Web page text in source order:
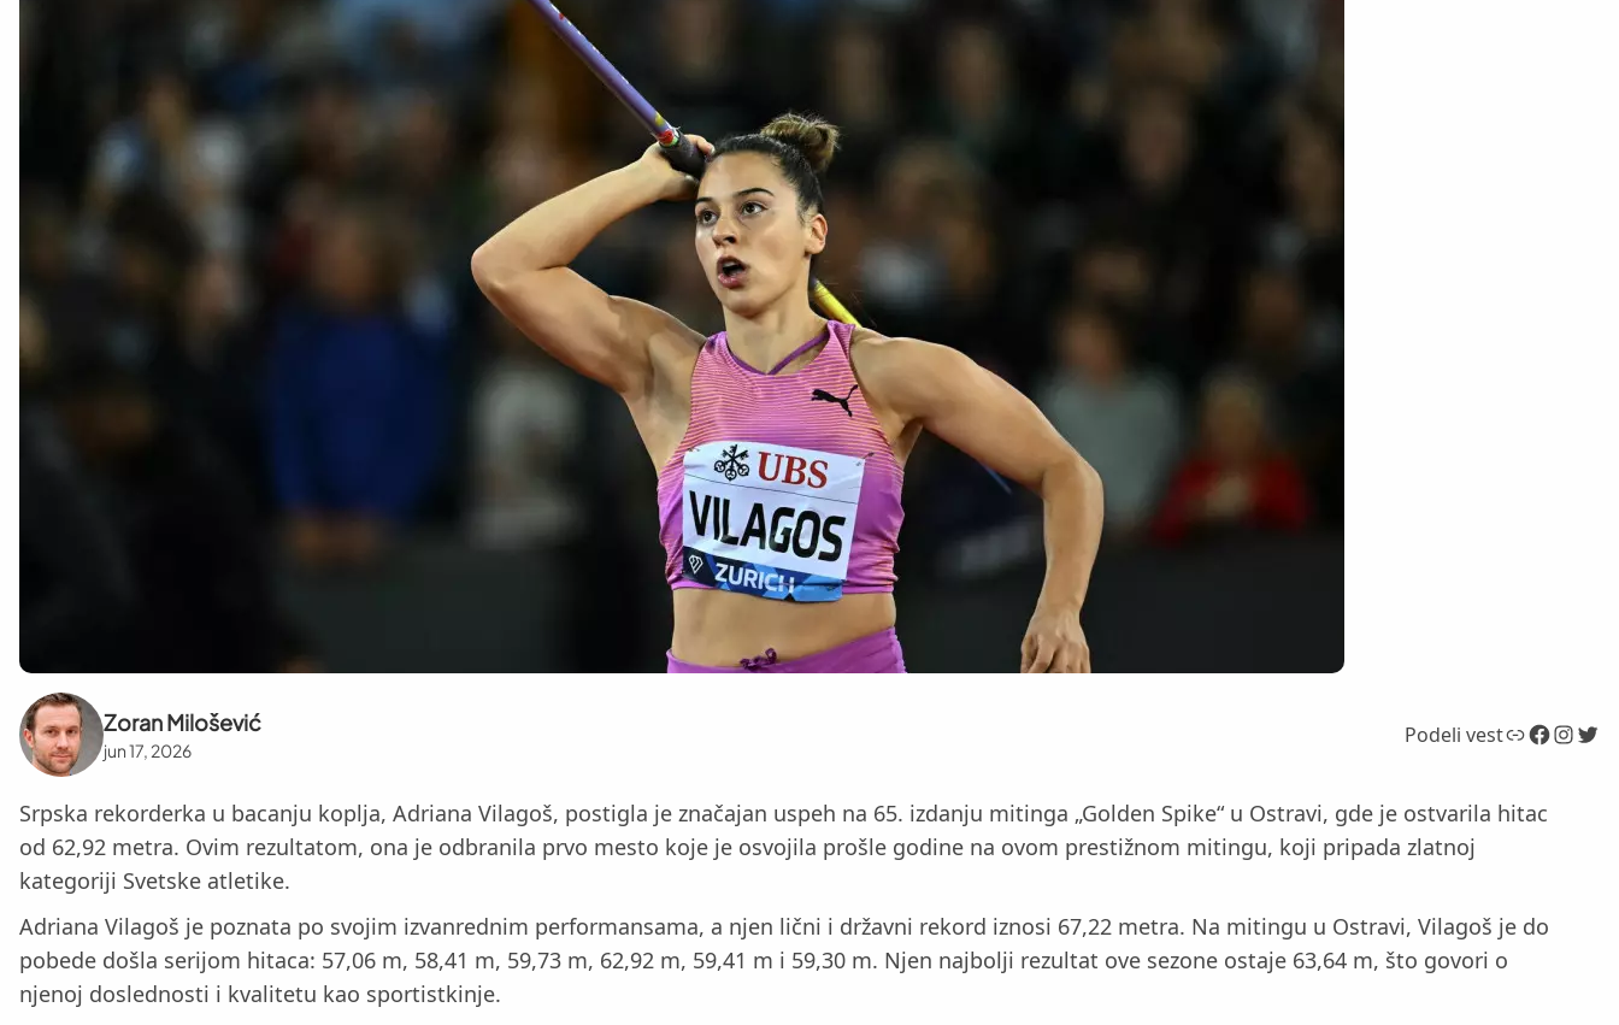
Zoran Milošević
jun 17, 2026
Podeli vestLink Facebook InstagramTwitter
Srpska rekorderka u bacanju koplja, Adriana Vilagoš, postigla je značajan uspeh na 65. izdanju mitinga „Golden Spike“ u Ostravi, gde je ostvarila hitac
od 62,92 metra. Ovim rezultatom, ona je odbranila prvo mesto koje je osvojila prošle godine na ovom prestižnom mitingu, koji pripada zlatnoj
kategoriji Svetske atletike.
Adriana Vilagoš je poznata po svojim izvanrednim performansama, a njen lični i državni rekord iznosi 67,22 metra. Na mitingu u Ostravi, Vilagoš je do
pobede došla serijom hitaca: 57,06 m, 58,41 m, 59,73 m, 62,92 m, 59,41 m i 59,30 m. Njen najbolji rezultat ove sezone ostaje 63,64 m, što govori o
njenoj doslednosti i kvalitetu kao sportistkinje.